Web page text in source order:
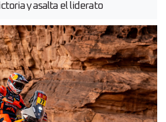
y asalta el liderato